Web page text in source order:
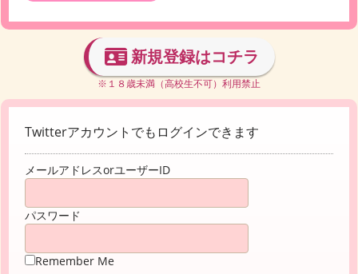
新規登録はコチラ
※１８歳未満（高校生不可）利用禁止
Twitterアカウントでもログインできます
メールアドレスorユーザーID
パスワード
Remember Me